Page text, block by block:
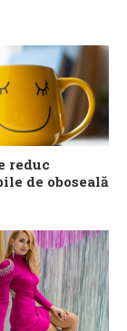
reduc
de oboseală